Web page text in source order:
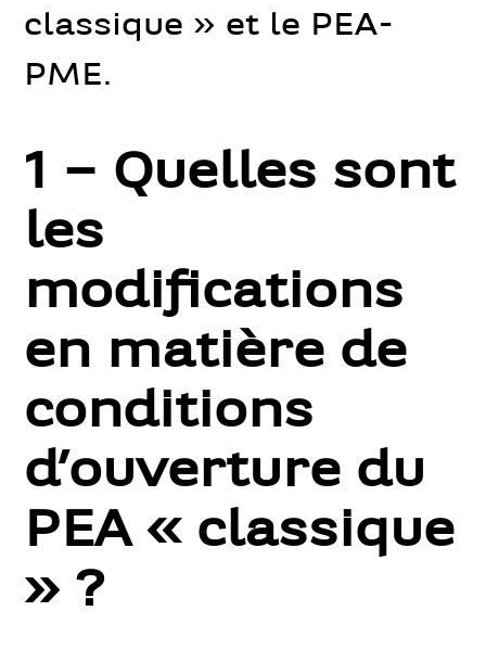
classique » et le PEA-
PME.
1 – Quelles sont
les
modifications
en matière de
conditions
d’ouverture du
PEA « classique
» ?